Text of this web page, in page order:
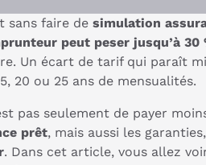
sans faire de simulation
peut peser jusqu’à
Un écart de tarif qui paraît
20 ou 25 ans de mensualités.
pas seulement de payer
prêt, mais aussi les
. Dans cet article, vous allez